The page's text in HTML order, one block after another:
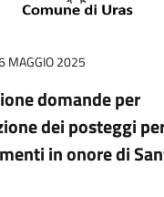
MAGGIO 2025
domande per
dei posteggi
in onore di